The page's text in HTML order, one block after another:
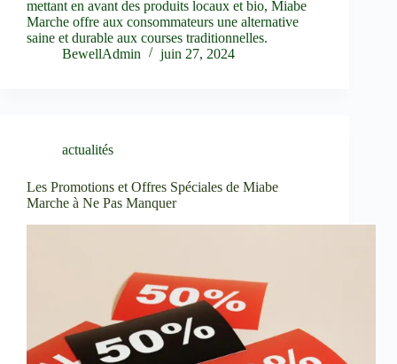
mettant en avant des produits locaux et bio, Miabe
Marche offre aux consommateurs une alternative
saine et durable aux courses traditionnelles.
BewellAdmin
juin 27, 2024
actualités
Les Promotions et Offres Spéciales de Miabe
Marche à Ne Pas Manquer